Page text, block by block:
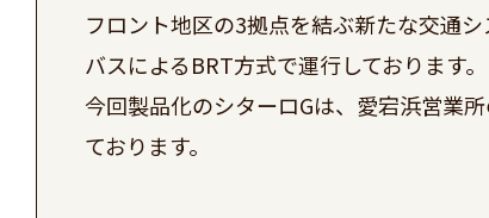
フロント地区の3拠点を結ぶ新たな交通
バスによるBRT方式で運行しております。
今回製品化のシターロGは、愛宕浜営業
ております。